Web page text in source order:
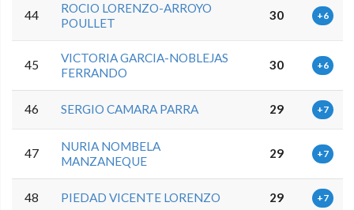
44
ROCIO LORENZO-ARROYO
POULLET
30 +6
45
VICTORIA GARCIA-NOBLEJAS
FERRANDO
30 +6
46 SERGIO CAMARA PARRA 29 +7
47
NURIA NOMBELA
MANZANEQUE
29 +7
48 PIEDAD VICENTE LORENZO 29 +7